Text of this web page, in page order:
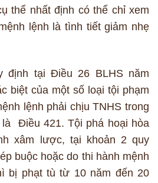
thể nhất định có thể chỉ xem
lệnh là tình tiết giảm nhẹ
định tại Điều 26 BLHS năm
biệt của một số loại tội phạm
lệnh phải chịu TNHS trong
Điều 421. Tội phá hoại hòa
xâm lược, tại khoản 2 quy
buộc hoặc do thi hành mệnh
bị phạt tù từ 10 năm đến 20